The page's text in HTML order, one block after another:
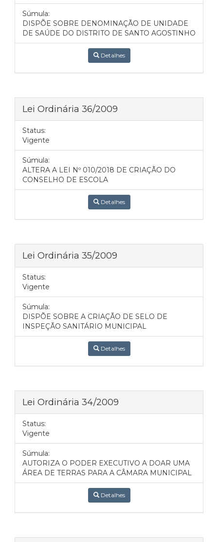
Súmula:
DISPÕE SOBRE DENOMINAÇÃO DE UNIDADE
DE SAÚDE DO DISTRITO DE SANTO AGOSTINHO
Detalhes
Lei Ordinária 36/2009
Status:
Vigente
Súmula:
ALTERA A LEI Nº 010/2018 DE CRIAÇÃO DO
CONSELHO DE ESCOLA
Detalhes
Lei Ordinária 35/2009
Status:
Vigente
Súmula:
DISPÕE SOBRE A CRIAÇÃO DE SELO DE
INSPEÇÃO SANITÁRIO MUNICIPAL
Detalhes
Lei Ordinária 34/2009
Status:
Vigente
Súmula:
AUTORIZA O PODER EXECUTIVO A DOAR UMA
ÁREA DE TERRAS PARA A CÂMARA MUNICIPAL
Detalhes